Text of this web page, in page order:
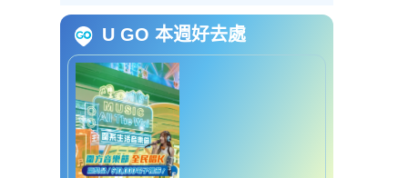
U GO 本週好去處